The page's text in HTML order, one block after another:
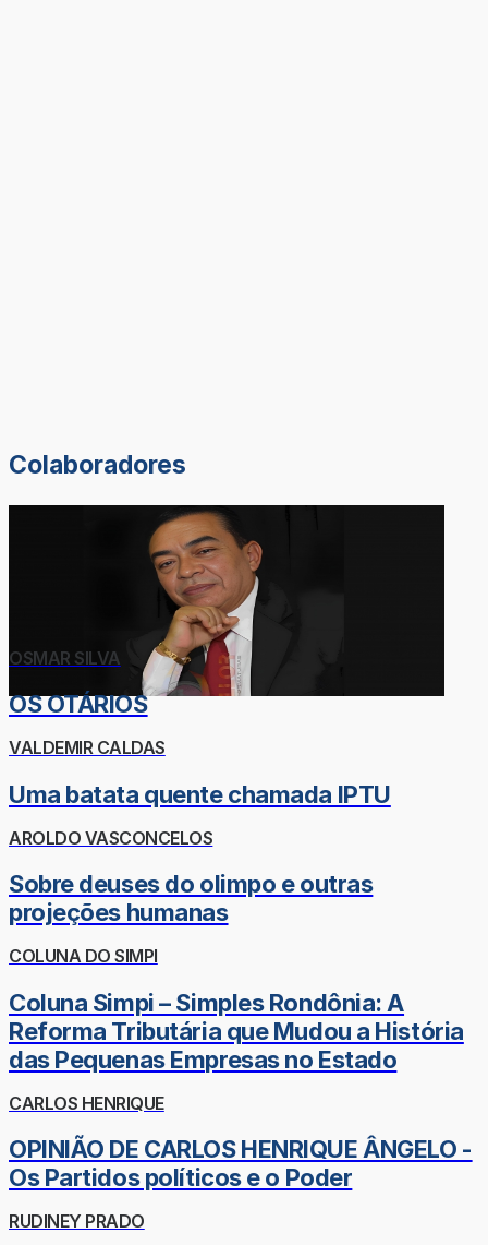
Colaboradores
OSMAR SILVA
OS OTÁRIOS
VALDEMIR CALDAS
Uma batata quente chamada IPTU
AROLDO VASCONCELOS
Sobre deuses do olimpo e outras
projeções humanas
COLUNA DO SIMPI
Coluna Simpi – Simples Rondônia: A
Reforma Tributária que Mudou a História
das Pequenas Empresas no Estado
CARLOS HENRIQUE
OPINIÃO DE CARLOS HENRIQUE ÂNGELO -
Os Partidos políticos e o Poder
RUDINEY PRADO